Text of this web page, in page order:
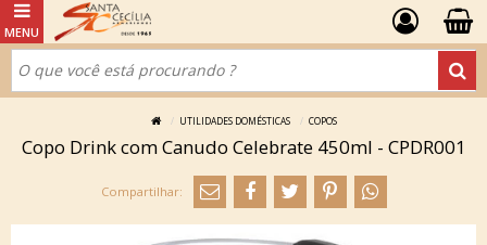
UTILIDADES DOMÉSTICAS COPOS
Copo Drink com Canudo Celebrate 450ml - CPDR001